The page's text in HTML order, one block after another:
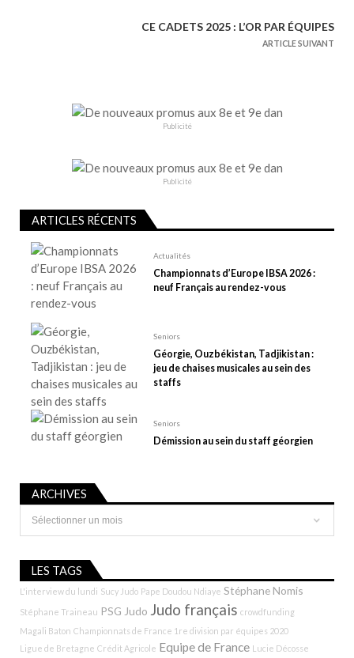
l
’
CE CADETS 2025 : L’OR PAR ÉQUIPES
ARTICLE SUIVANT
Publicité
Publicité
ARTICLES RÉCENTS
Actualités
Championnats d’Europe IBSA 2026 :
neuf Français au rendez-vous
Seniors
Géorgie, Ouzbékistan, Tadjikistan :
jeu de chaises musicales au sein des
staffs
Seniors
Démission au sein du staff géorgien
ARCHIVES
Archives
LES TAGS
L'interview du lundi Sucy Judo Pape Doudou Ndiaye Stéphane Nomis
Stéphane Traineau PSG Judo Judo français crowdfunding
Magali Baton Championnats de France 1re division par équipes 2020
Ligue de Bretagne Crédit Agricole Equipe de France Lucie Décosse